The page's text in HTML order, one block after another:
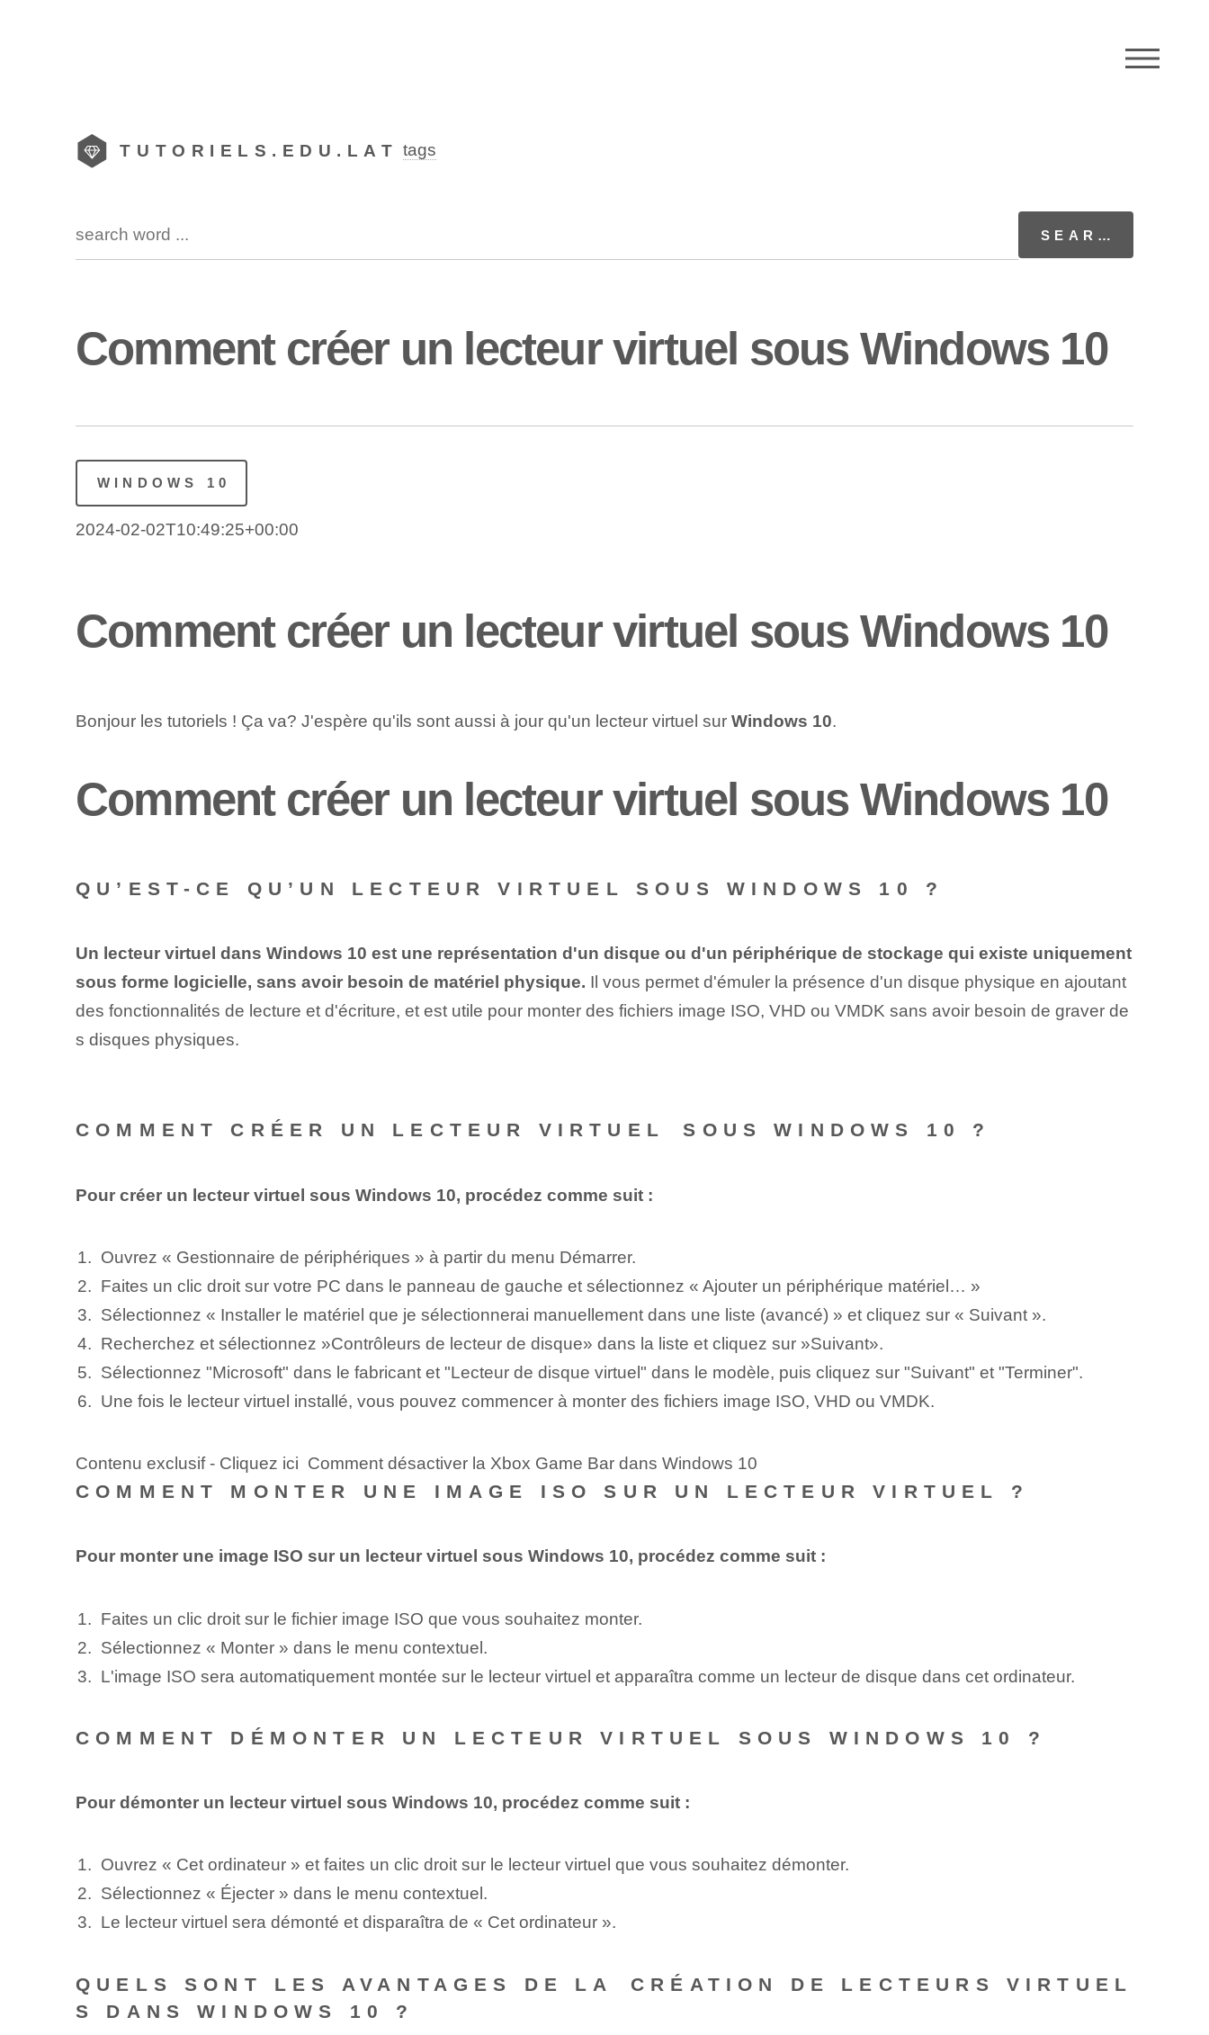
TUTORIELS.EDU.LAT tags
Comment créer un lecteur virtuel sous Windows 10
WINDOWS 10
2024-02-02T10:49:25+00:00
Comment créer un lecteur virtuel sous Windows 10
Bonjour les tutoriels ! Ça va? ⁢J'espère‍ qu'ils sont aussi à jour⁢ qu'un lecteur virtuel sur Windows 10.
Comment créer un lecteur virtuel sous Windows 10
QU’EST-CE QU’UN LECTEUR VIRTUEL SOUS WINDOWS 10 ?
Un lecteur virtuel dans Windows 10 est une représentation d'un disque ou d'un périphérique de stockage qui existe uniquement
sous forme logicielle, sans avoir besoin de matériel physique. Il vous permet d'émuler la présence d'un disque physique en ajoutant
des fonctionnalités de lecture et d'écriture, et est utile pour monter des fichiers image ISO, VHD ou VMDK sans avoir besoin de graver de
s disques physiques.
COMMENT CRÉER UN LECTEUR VIRTUEL⁤ SOUS WINDOWS 10 ?
Pour créer un lecteur virtuel sous Windows 10, procédez comme suit :
Ouvrez « Gestionnaire de périphériques »​ à partir du menu Démarrer⁢.
Faites un clic droit sur votre PC dans le panneau de gauche et sélectionnez « Ajouter un périphérique matériel… »
Sélectionnez⁢ « Installer le matériel que je sélectionnerai manuellement dans une liste (avancé) » et cliquez sur « Suivant ».
Recherchez et sélectionnez ⁢»Contrôleurs de lecteur de disque» dans⁣ la‌ liste et cliquez sur ‍»Suivant».
Sélectionnez "Microsoft" dans le fabricant et "Lecteur de disque virtuel" dans le modèle, puis cliquez sur "Suivant" et "Terminer".
Une fois le lecteur virtuel installé, vous pouvez commencer à monter des fichiers image ISO, VHD ou VMDK.
Contenu exclusif - Cliquez ici Comment désactiver la Xbox Game Bar dans Windows 10
COMMENT MONTER UNE IMAGE ISO SUR UN LECTEUR VIRTUEL ?
Pour monter une image ISO sur un lecteur virtuel sous Windows 10, procédez comme suit :
Faites un clic droit sur le fichier image ISO que vous souhaitez monter.
Sélectionnez « Monter » dans le menu contextuel.
L'image ISO sera automatiquement montée sur le lecteur virtuel et apparaîtra comme un lecteur de disque dans cet ordinateur.
COMMENT DÉMONTER UN LECTEUR VIRTUEL SOUS WINDOWS 10 ?
Pour démonter un lecteur virtuel sous Windows 10, procédez comme suit :
Ouvrez⁤ « Cet ordinateur » et faites un clic droit‌ sur le lecteur virtuel que vous souhaitez démonter.
Sélectionnez « Éjecter » dans le menu contextuel.
Le lecteur virtuel sera démonté et disparaîtra de « Cet ordinateur ».
QUELS SONT LES AVANTAGES DE LA ⁤CRÉATION DE LECTEURS VIRTUEL
S​ DANS WINDOWS‍ 10 ?